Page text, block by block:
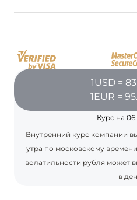
АКУЛЫ И
ONE&ONLY
СПЕЦИАЛЬНЫМ ЦЕНАМ
1USD =
1EUR =
Курс на
Внутренний курс компании
утра по московскому
волатильности рубля может
в